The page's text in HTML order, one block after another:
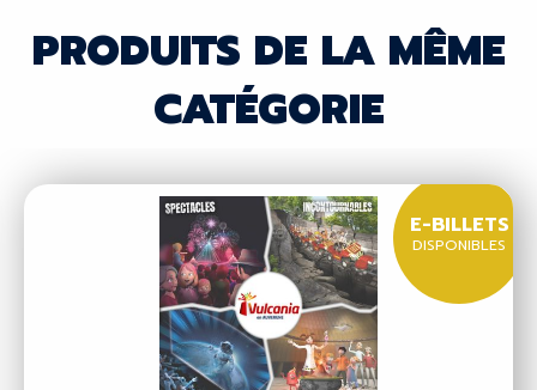
PRODUITS DE LA MÊME
CATÉGORIE
E-BILLETS
DISPONIBLES